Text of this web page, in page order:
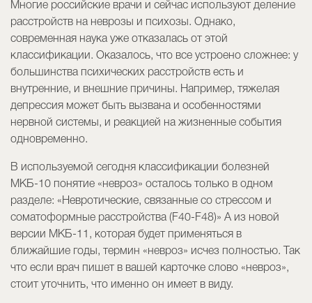
Многие российские врачи и сейчас используют деление
расстройств на неврозы и психозы. Однако,
современная наука уже отказалась от этой
классификации. Оказалось, что все устроено сложнее: у
большинства психических расстройств есть и
внутренние, и внешние причины. Например, тяжелая
депрессия может быть вызвана и особенностями
нервной системы, и реакцией на жизненные события
одновременно.
В используемой сегодня классификации болезней
МКБ-10 понятие «невроз» осталось только в одном
разделе: «Невротические, связанные со стрессом и
соматоформные расстройства (F40-F48)» А из новой
версии МКБ-11, которая будет применяться в
ближайшие годы, термин «невроз» исчез полностью. Так
что если врач пишет в вашей карточке слово «невроз»,
стоит уточнить, что именно он имеет в виду.